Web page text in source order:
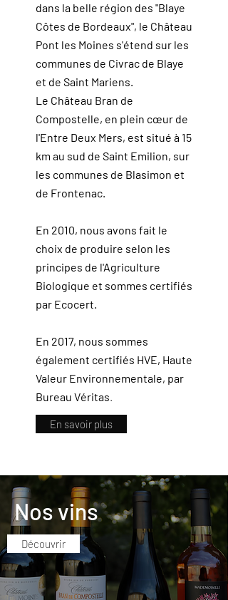
dans la belle région des "Blaye
Côtes de Bordeaux", le Château
Pont les Moines s'étend sur les
communes de Civrac de Blaye
et de Saint Mariens.
Le Château Bran de
Compostelle, en plein cœur de
l'Entre Deux Mers, est situé à 15
km au sud de Saint Emilion, sur
les communes de Blasimon et
de Frontenac.
En 2010, nous avons fait le
choix de produire selon les
principes de l'Agriculture
Biologique et sommes certifiés
par Ecocert.
En 2017, nous sommes
également certifiés HVE, Haute
Valeur Environnementale, par
Bureau Véritas.
En savoir plus
Nos vins
Découvrir